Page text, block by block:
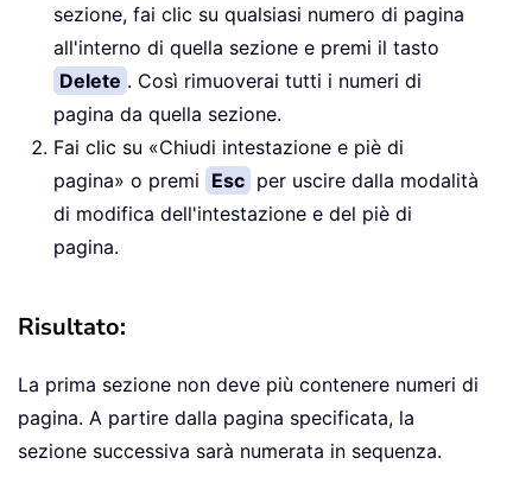
sezione, fai clic su qualsiasi numero di pagina
all'interno di quella sezione e premi il tasto
Delete . Così rimuoverai tutti i numeri di
pagina da quella sezione.
Fai clic su «Chiudi intestazione e piè di
pagina» o premi Esc per uscire dalla modalità
di modifica dell'intestazione e del piè di
pagina.
Risultato:
La prima sezione non deve più contenere numeri di
pagina. A partire dalla pagina specificata, la
sezione successiva sarà numerata in sequenza.